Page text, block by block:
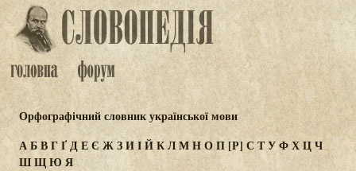
Орфографічний словник української мови
АБВГҐДЕЄ ЖЗИІЙКЛМНОП [Р] СТУФХЦЧ
ШЩЮЯ